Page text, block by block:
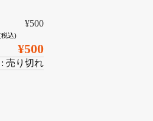
¥500
税込)
¥500
売り切れ